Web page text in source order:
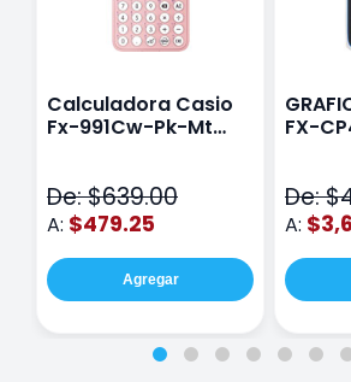
Calculadora Casio
Fx-991Cw-Pk-Mt
De: $639.00
A: $479.25
Agregar
FX-
De:
A: